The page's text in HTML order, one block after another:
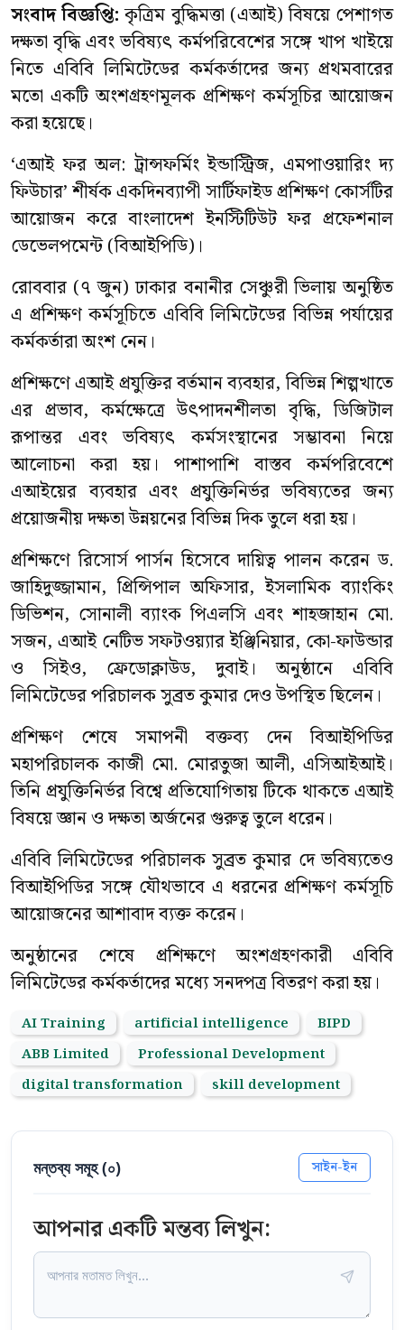
সংবাদ বিজ্ঞপ্তি:কৃত্রিম বুদ্ধিমত্তা (এআই) বিষয়ে পেশাগত
দক্ষতা বৃদ্ধি এবং ভবিষ্যৎ কর্মপরিবেশের সঙ্গে খাপ খাইয়ে
নিতে এবিবি লিমিটেডের কর্মকর্তাদের জন্য প্রথমবারের
মতো একটি অংশগ্রহণমূলক প্রশিক্ষণ কর্মসূচির আয়োজন
করা হয়েছে।
‘এআই ফর অল: ট্রান্সফর্মিং ইন্ডাস্ট্রিজ, এমপাওয়ারিং দ্য
ফিউচার’ শীর্ষক একদিনব্যাপী সার্টিফাইড প্রশিক্ষণ কোর্সটির
আয়োজন করে বাংলাদেশ ইনস্টিটিউট ফর প্রফেশনাল
ডেভেলপমেন্ট (বিআইপিডি)।
রোববার (৭ জুন) ঢাকার বনানীর সেঞ্চুরী ভিলায় অনুষ্ঠিত
এ প্রশিক্ষণ কর্মসূচিতে এবিবি লিমিটেডের বিভিন্ন পর্যায়ের
কর্মকর্তারা অংশ নেন।
প্রশিক্ষণে এআই প্রযুক্তির বর্তমান ব্যবহার, বিভিন্ন শিল্পখাতে
এর প্রভাব, কর্মক্ষেত্রে উৎপাদনশীলতা বৃদ্ধি, ডিজিটাল
রূপান্তর এবং ভবিষ্যৎ কর্মসংস্থানের সম্ভাবনা নিয়ে
আলোচনা করা হয়। পাশাপাশি বাস্তব কর্মপরিবেশে
এআইয়ের ব্যবহার এবং প্রযুক্তিনির্ভর ভবিষ্যতের জন্য
প্রয়োজনীয় দক্ষতা উন্নয়নের বিভিন্ন দিক তুলে ধরা হয়।
প্রশিক্ষণে রিসোর্স পার্সন হিসেবে দায়িত্ব পালন করেন ড.
জাহিদুজ্জামান, প্রিন্সিপাল অফিসার, ইসলামিক ব্যাংকিং
ডিভিশন, সোনালী ব্যাংক পিএলসি এবং শাহজাহান মো.
সজন, এআই নেটিভ সফটওয়্যার ইঞ্জিনিয়ার, কো-ফাউন্ডার
ও সিইও, ফ্রেডোক্লাউড, দুবাই। অনুষ্ঠানে এবিবি
লিমিটেডের পরিচালক সুব্রত কুমার দেও উপস্থিত ছিলেন।
প্রশিক্ষণ শেষে সমাপনী বক্তব্য দেন বিআইপিডির
মহাপরিচালক কাজী মো. মোরতুজা আলী, এসিআইআই।
তিনি প্রযুক্তিনির্ভর বিশ্বে প্রতিযোগিতায় টিকে থাকতে এআই
বিষয়ে জ্ঞান ও দক্ষতা অর্জনের গুরুত্ব তুলে ধরেন।
এবিবি লিমিটেডের পরিচালক সুব্রত কুমার দে ভবিষ্যতেও
বিআইপিডির সঙ্গে যৌথভাবে এ ধরনের প্রশিক্ষণ কর্মসূচি
আয়োজনের আশাবাদ ব্যক্ত করেন।
অনুষ্ঠানের শেষে প্রশিক্ষণে অংশগ্রহণকারী এবিবি
লিমিটেডের কর্মকর্তাদের মধ্যে সনদপত্র বিতরণ করা হয়।
AI Training artificial intelligence
BIPD
ABB Limited
Professional Development
digital transformation
skill development
মন্তব্য সমূহ (০) সাইন-ইন
আপনার একটি মন্তব্য লিখুন: